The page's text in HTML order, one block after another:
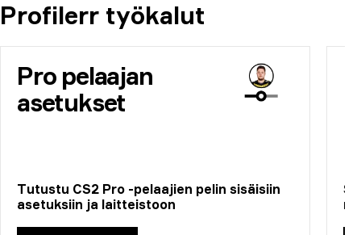
Profilerr työkalut
Pro pelaajan
asetukset
Tutustu CS2 Pro -pelaajien pelin sisäisiin
asetuksiin ja laitteistoon